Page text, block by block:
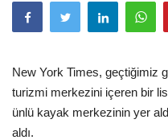
Halil ÖNCÜ kimdir?
KVKK Aydınlatma Metni
Haberler
New York Times, geçtiğimiz
turizmi merkezini içeren bir
ünlü kayak merkezinin yer
aldı.